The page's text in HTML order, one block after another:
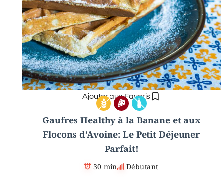
Ajouter aux Favoris
Gaufres Healthy à la Banane et aux
Flocons d’Avoine: Le Petit Déjeuner
Parfait!
30 min Débutant